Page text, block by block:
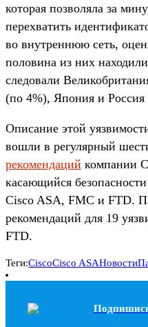
которая позволяла за
перехватить
во внутреннюю сеть,
половина из них
следовали
(по 4%), Япония и Россия
Описание этой
вошли в регулярный
рекомендаций компании
касающийся
Cisco ASA, FMC и FTD.
рекомендаций для 19
FTD.
Теги:CiscoCisco ASAНовости